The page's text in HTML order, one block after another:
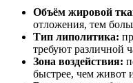
Объём жировой
отложения, тем
Тип липолитика:
требуют различной
Зона воздействия:
быстрее, чем живот